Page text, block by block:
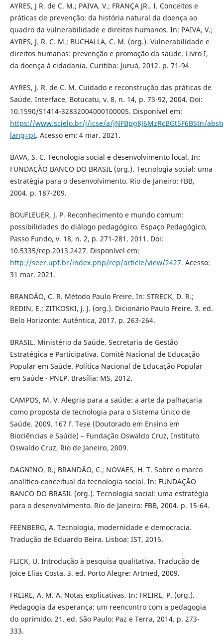
AYRES, J R. de C. M.; PAIVA, V.; FRANÇA JR., I. Conceitos e
práticas de prevenção: da história natural da doença ao
quadro da vulnerabilidade e direitos humanos. In: PAIVA, V.;
AYRES, J. R. C. M.; BUCHALLA, C. M. (org.). Vulnerabilidade e
direitos humanos: prevenção e promoção da saúde. Livro I,
da doença à cidadania. Curitiba: Juruá, 2012. p. 71-94.
AYRES, J. R. de C. M. Cuidado e reconstrução das práticas de
Saúde. Interface, Botucatu, v. 8, n. 14, p. 73-92, 2004. Doi:
10.1590/S1414-32832004000100005. Disponível em:
https://www.scielo.br/j/icse/a/jNFBpg8J6MzRcBGt5F6B5tn/
lang=pt. Acesso em: 4 mar. 2021.
BAVA, S. C. Tecnologia social e desenvolvimento local. In:
FUNDAÇÃO BANCO DO BRASIL (org.). Tecnologia social: uma
estratégia para o desenvolvimento. Rio de Janeiro: FBB,
2004. p. 187-209.
BOUFLEUER, J. P. Reconhecimento e mundo comum:
possibilidades do diálogo pedagógico. Espaço Pedagógico,
Passo Fundo, v. 18, n. 2, p. 271-281, 2011. Doi:
10.5335/rep.2013.2427. Disponível em:
http://seer.upf.br/index.php/rep/article/view/2427. Acesso:
31 mar. 2021.
BRANDÃO, C. R. Método Paulo Freire. In: STRECK, D. R.;
REDIN, E.; ZITKOSKI, J. J. (org.). Dicionário Paulo Freire. 3. ed.
Belo Horizonte: Autêntica, 2017. p. 263-264.
BRASIL. Ministério da Saúde. Secretaria de Gestão
Estratégica e Participativa. Comitê Nacional de Educação
Popular em Saúde. Política Nacional de Educação Popular
em Saúde - PNEP. Brasília: MS, 2012.
CAMPOS, M. V. Alegria para a saúde: a arte da palhaçaria
como proposta de tecnologia para o Sistema Único de
Saúde. 2009. 167 f. Tese (Doutorado em Ensino em
Biociências e Saúde) – Fundação Oswaldo Cruz, Instituto
Oswaldo Cruz, Rio de Janeiro, 2009.
DAGNINO, R.; BRANDÃO, C.; NOVAES, H. T. Sobre o marco
analítico-conceitual da tecnologia social. In: FUNDAÇÃO
BANCO DO BRASIL (org.). Tecnologia social: uma estratégia
para o desenvolvimento. Rio de Janeiro: FBB, 2004. p. 15-64.
FEENBERG, A. Tecnologia, modernidade e democracia.
Tradução de Eduardo Beira. Lisboa: IST, 2015.
FLICK, U. Introdução à pesquisa qualitativa. Tradução de
Joice Elias Costa. 3. ed. Porto Alegre: Artmed, 2009.
FREIRE, A. M. A. Notas explicativas. In: FREIRE, P. (org.).
Pedagogia da esperança: um reencontro com a pedagogia
do oprimido. 21. ed. São Paulo: Paz e Terra, 2014. p. 273-
333.